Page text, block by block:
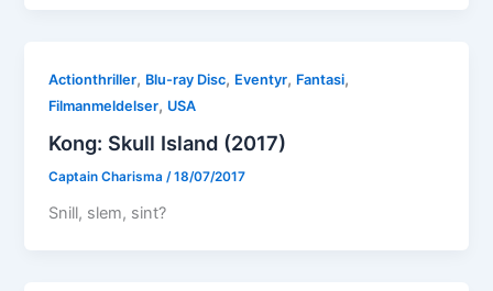
Actionthriller, Blu-ray Disc, Eventyr, Fantasi,
Filmanmeldelser, USA
Kong: Skull Island (2017)
Captain Charisma/18/07/2017
Snill, slem, sint?